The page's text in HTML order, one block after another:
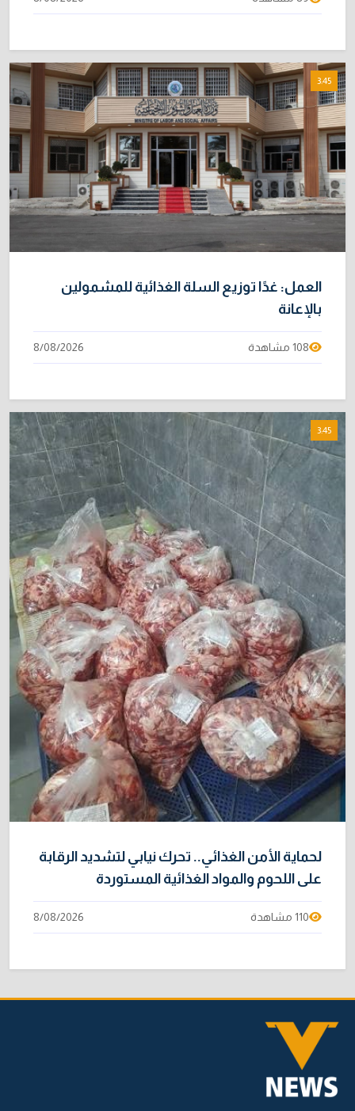
3:45
العمل: غدًا توزيع السلة الغذائية للمشمولين
بالإعانة
108 مشاهدة 8/08/2026
3:45
لحماية الأمن الغذائي.. تحرك نيابي لتشديد الرقابة
على اللحوم والمواد الغذائية المستوردة
110 مشاهدة 8/08/2026